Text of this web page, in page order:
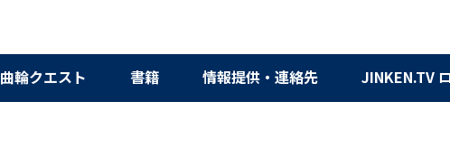
曲輪クエスト 書籍 情報提供・連絡先 JINKEN.TV